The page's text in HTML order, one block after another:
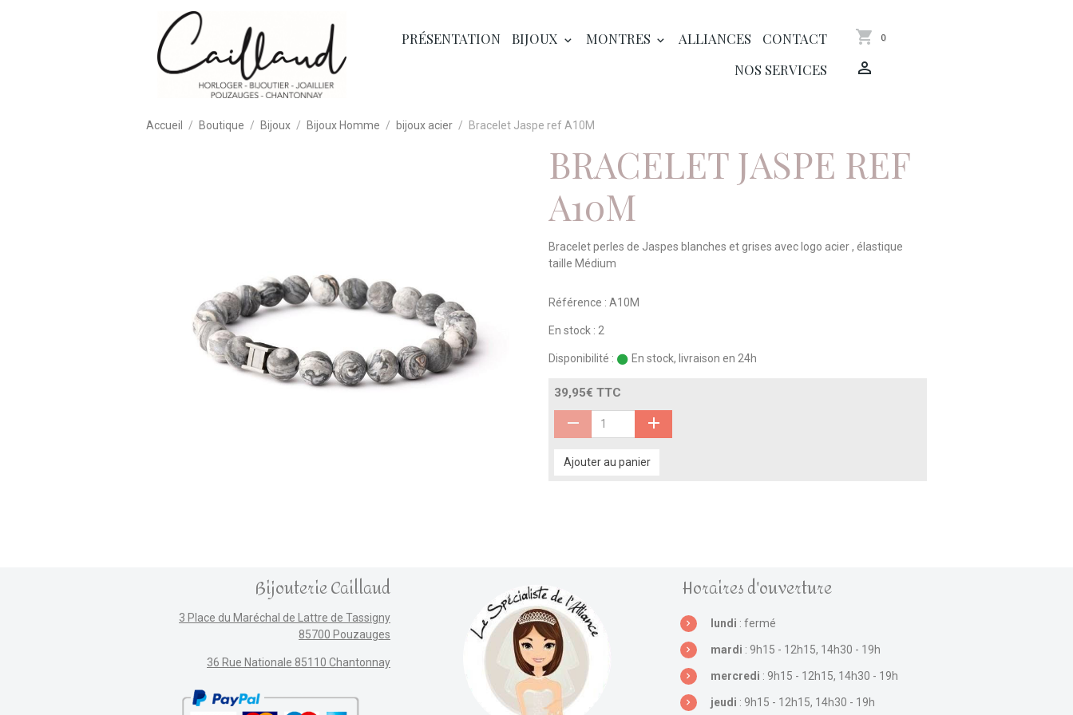
PRÉSENTATION BIJOUX MONTRES ALLIANCES
CONTACT
NOS SERVICES
0
Accueil Boutique Bijoux Bijoux Homme bijoux acier Bracelet Jaspe ref A10M
BRACELET JASPE REF
A10M
Bracelet perles de Jaspes blanches et grises avec logo acier , élastique
taille Médium
Référence : A10M
En stock : 2
Disponibilité : En stock, livraison en 24h
39,95€ TTC
Ajouter au panier
Bijouterie Caillaud
3 Place du Maréchal de Lattre de Tassigny
85700 Pouzauges
36 Rue Nationale 85110 Chantonnay
Horaires d'ouverture
lundi : fermé
mardi : 9h15 - 12h15, 14h30 - 19h
mercredi : 9h15 - 12h15, 14h30 - 19h
jeudi : 9h15 - 12h15, 14h30 - 19h